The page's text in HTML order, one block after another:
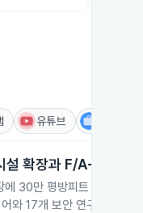
유튜브
설 확장과 F/A-XX 설
에 30만 평방피트 규모의
와 17개 보안 연구실을 갖